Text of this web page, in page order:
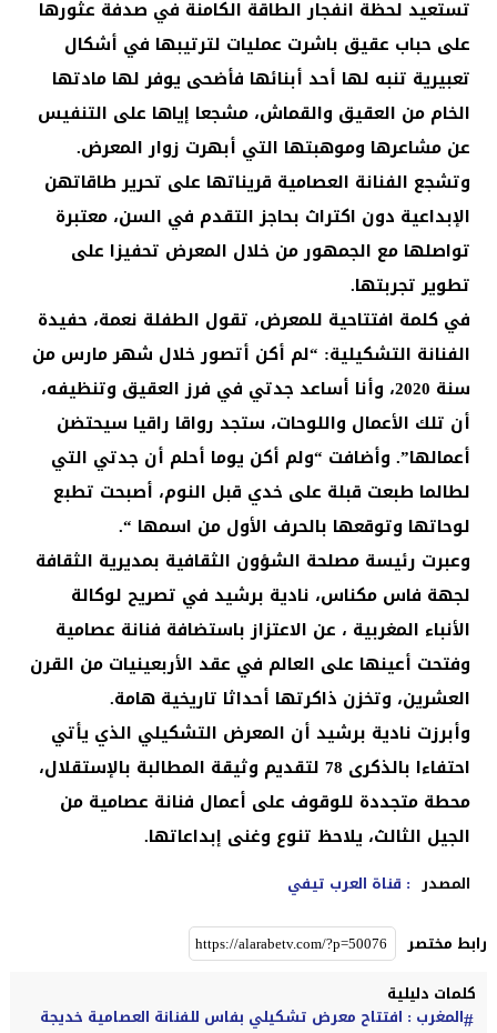
تستعيد لحظة انفجار الطاقة الكامنة في صدفة عثورها
على حباب عقيق باشرت عمليات لترتيبها في أشكال
تعبيرية تنبه لها أحد أبنائها فأضحى يوفر لها مادتها
الخام من العقيق والقماش، مشجعا إياها على التنفيس
عن مشاعرها وموهبتها التي أبهرت زوار المعرض.
وتشجع الفنانة العصامية قريناتها على تحرير طاقاتهن
الإبداعية دون اكتراث بحاجز التقدم في السن، معتبرة
تواصلها مع الجمهور من خلال المعرض تحفيزا على
تطوير تجربتها.
في كلمة افتتاحية للمعرض، تقول الطفلة نعمة، حفيدة
الفنانة التشكيلية: “لم أكن أتصور خلال شهر مارس من
سنة 2020، وأنا أساعد جدتي في فرز العقيق وتنظيفه،
أن تلك الأعمال واللوحات، ستجد رواقا راقيا سيحتضن
أعمالها”. وأضافت “ولم أكن يوما أحلم أن جدتي التي
لطالما طبعت قبلة على خدي قبل النوم، أصبحت تطبع
لوحاتها وتوقعها بالحرف الأول من اسمها “.
وعبرت رئيسة مصلحة الشؤون الثقافية بمديرية الثقافة
لجهة فاس مكناس، نادية برشيد في تصريح لوكالة
الأنباء المغربية ، عن الاعتزاز باستضافة فنانة عصامية
وفتحت أعينها على العالم في عقد الأربعينيات من القرن
العشرين، وتخزن ذاكرتها أحداثا تاريخية هامة.
وأبرزت نادية برشيد أن المعرض التشكيلي الذي يأتي
احتفاءا بالذكرى 78 لتقديم وثيقة المطالبة بالإستقلال،
محطة متجددة للوقوف على أعمال فنانة عصامية من
الجيل الثالث، يلاحظ تنوع وغنى إبداعاتها.
المصدر : قناة العرب تيفي
رابط مختصر
كلمات دليلية
المغرب : افتتاح معرض تشكيلي بفاس للفنانة العصامية خديجة